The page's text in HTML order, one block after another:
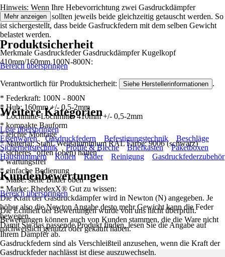
Hinweis: Wenn Ihre Hebevorrichtung zwei Gasdruckdämpfer
vorgesehen hat, sollten jeweils beide gleichzeitig getauscht werden. So
ist sichergestellt, dass beide Gasfruckfedern mit dem selben Gewicht
belastet werden.
Merkmale Gasdruckfeder Gasdruckdämpfer Kugelkopf
410mm/160mm 100N-800N:
* Federkraft: 100N - 800N
* Hub: 160mm +/- 0,5-2mm
* Lochmitte-Lochmitte: 410mm +/- 0,5-2mm
* kompakte Bauform
* leichte Montage
* Material: Stahl, Weißaluminium RAL Farbe: 9006 (schwarz)
* sicheres “offen (oben) halten”
* wartungsfrei
* einfache Bedienung
* Maße: siehe Bilder oben
* Marke: RhedexX® Gut zu wissen:
Die Kraft der Gasdruckdämpfer wird in Newton (N) angegeben. Je
höher also die Newton Angabe desto mehr Gewicht kann die Feder
bewegen.
Damit Sie das passende Produkt finden, lesen Sie die Angabe auf
Ihrem Dämpfer ab.
Gasdruckfedern sind als Verschleißteil anzusehen, wenn die Kraft der
Gasdruckfeder nachlässt ist diese auszuwechseln.
Mehr anzeigen
Produktsicherheit
Bereich überspringen
Verantwortlich für Produktsicherheit: Siehe Herstellerinformationen .
Weitere Kategorien
Liste überspringen
Eisenwaren
Gasdruckfedern Befestigungstechnik
Beschläge
Sicherheitstechnik
Profile & Bleche Briefkästen
Paketboxen
Hausnummern
Rollen Räder Reinigung Gasdruckfederzubehör
Kundenbewertungen
Bereich überspringen
Die Echtheit der Bewertungen wurde von uns nicht überprüft.
Bewertungen können auch von Kunden stammen, die die Ware nicht
nachweislich genutzt oder gekauft haben.